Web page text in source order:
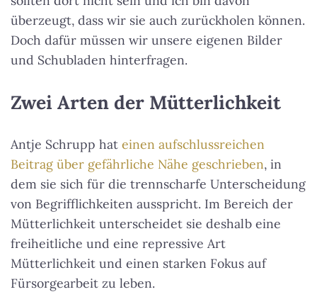
überzeugt, dass wir sie auch zurückholen können.
Doch dafür müssen wir unsere eigenen Bilder
und Schubladen hinterfragen.
Zwei Arten der Mütterlichkeit
Antje Schrupp hat einen aufschlussreichen
Beitrag über gefährliche Nähe geschrieben, in
dem sie sich für die trennscharfe Unterscheidung
von Begrifflichkeiten ausspricht. Im Bereich der
Mütterlichkeit unterscheidet sie deshalb eine
freiheitliche und eine repressive Art
Mütterlichkeit und einen starken Fokus auf
Fürsorgearbeit zu leben.